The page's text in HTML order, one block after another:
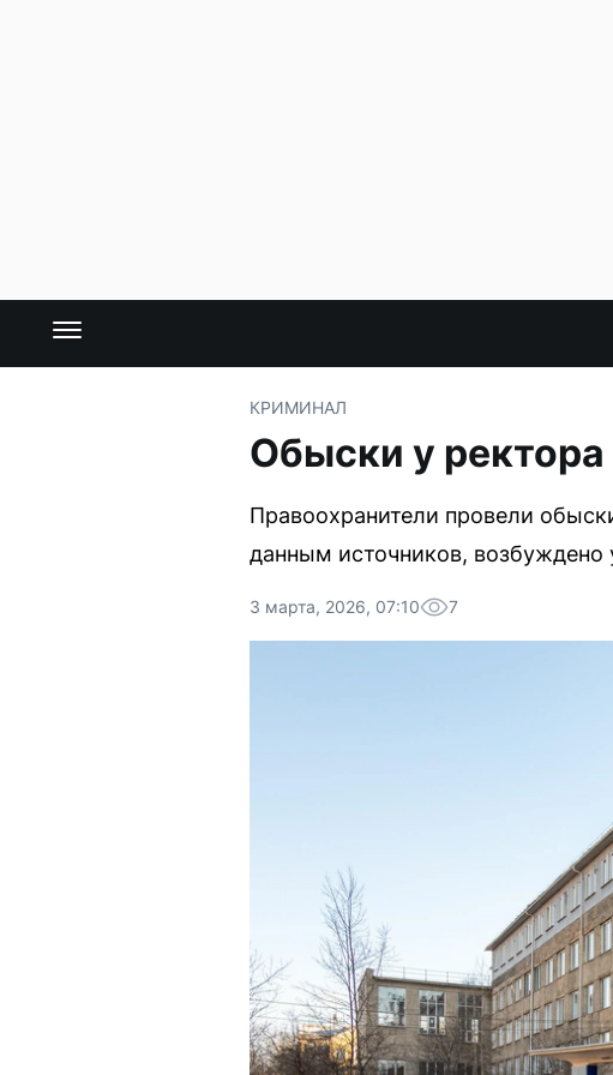
КРИМИНАЛ
Обыски у
Правоохранители провели
данным источников,
3 марта, 2026, 07:10 7